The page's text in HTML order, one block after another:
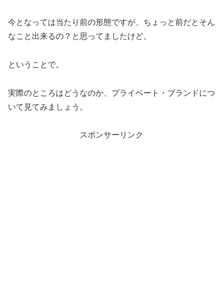
今となっては当たり前の形態ですが、ちょっと前だとそん
なこと出来るの？と思ってましたけど。
ということで。
実際のところはどうなのか、プライベート・ブランドにつ
いて見てみましょう。
スポンサーリンク